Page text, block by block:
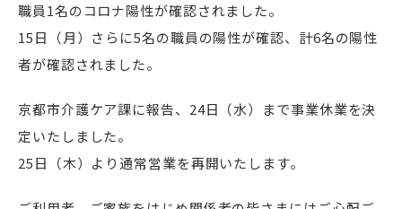
職員1名のコロナ陽性が確認されました。
15日（月）さらに5名の職員の陽性が確認、計6名の陽性
者が確認されました。
京都市介護ケア課に報告、24日（水）まで事業休業を決
定いたしました。
25日（木）より通常営業を再開いたします。